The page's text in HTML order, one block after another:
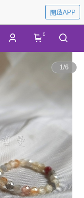
開啟APP
0
1/6